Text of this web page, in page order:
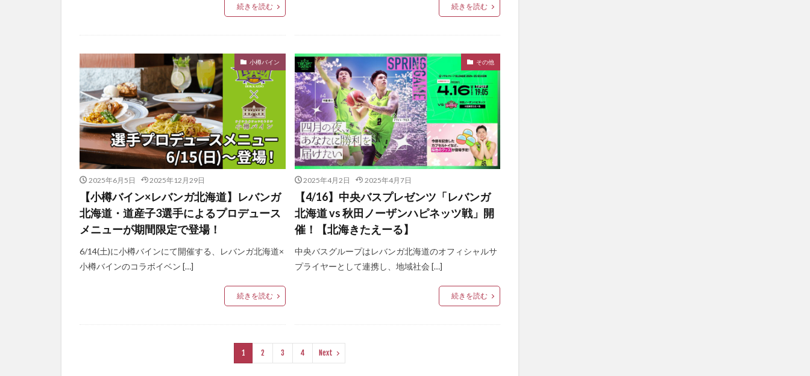
続きを読む 続きを読む
小樽バイン
2025年6月5日 2025年12月29日
【小樽バイン×レバンガ北海道】レバンガ
北海道・道産子3選手によるプロデュース
メニューが期間限定で登場！
6/14(土)に小樽バインにて開催する、レバンガ北海道×
小樽バインのコラボイベン […]
続きを読む
その他
2025年4月2日 2025年4月7日
【4/16】中央バスプレゼンツ「レバンガ
北海道 vs 秋田ノーザンハピネッツ戦」開
催！【北海きたえーる】
中央バスグループはレバンガ北海道のオフィシャルサ
プライヤーとして連携し、地域社会 […]
続きを読む
1 2 3 4 Next